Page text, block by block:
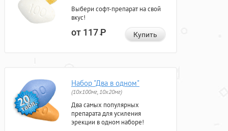
Выбери софт-препарат на свой
вкус!
от 117Р Купить
Набор "Два в одном"
(10x100мг, 10x20мг)
Два самых популярных
препарата для усиления
эрекции в одном наборе!